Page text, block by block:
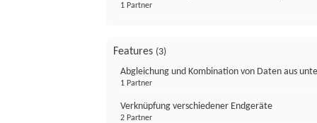
1 Partner
Features (3)
Abgleichung und Kombination von Daten aus
1 Partner
Verknüpfung verschiedener Endgeräte
2 Partner